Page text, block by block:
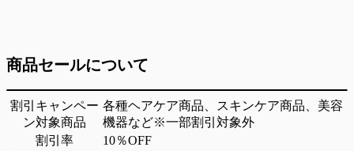
商品セールについて
割引キャンペー
ン対象商品
各種ヘアケア商品、スキンケア商品、美容
機器など※一部割引対象外
割引率
10％OFF